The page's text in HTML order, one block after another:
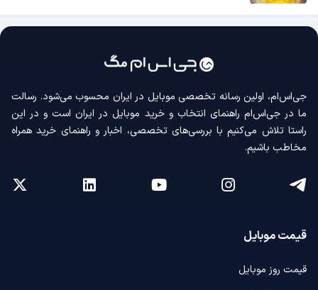
جی‌اس‌ام، اولین رسانه‌ تخصصی موبایل در ایران محسوب می‌شود. رسالت
ما در جی‌اس‌ام راهنمای انتخاب و خرید موبایل در ایران است و در این
راستا تلاش می‌کنیم با بررسی‌های تخصصی، اخبار و راهنمای خرید همراه
مخاطب باشیم.
قیمت موبایل
قیمت روز موبایل